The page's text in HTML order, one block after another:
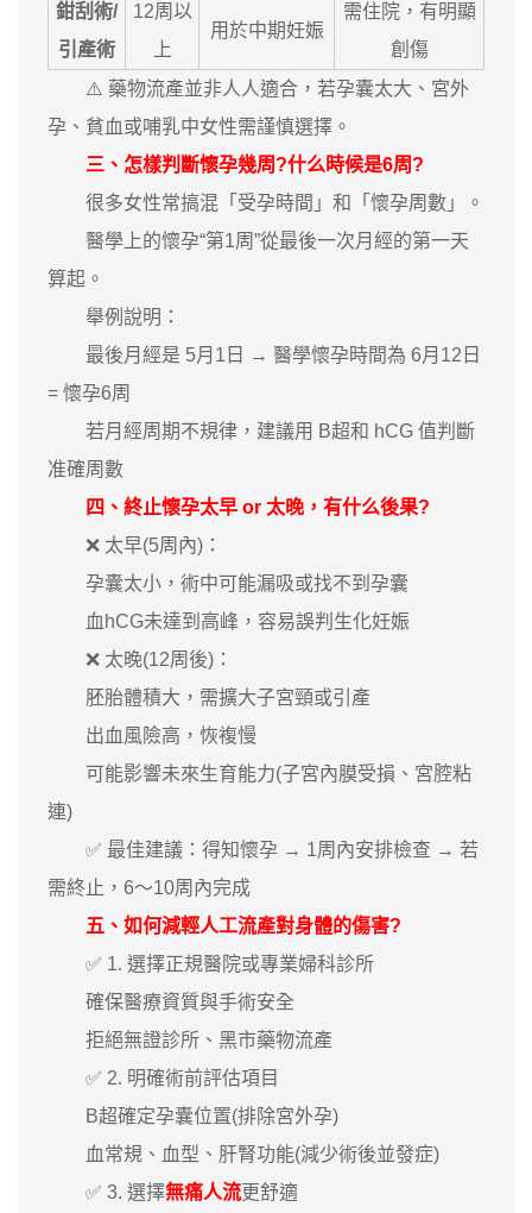
鉗刮術/
引產術
12周以
上
用於中期妊娠
需住院，有明顯
創傷
⚠️ 藥物流產並非人人適合，若孕囊太大、宮外
孕、貧血或哺乳中女性需謹慎選擇。
三、怎樣判斷懷孕幾周?什么時候是6周?
很多女性常搞混「受孕時間」和「懷孕周數」。
醫學上的懷孕“第1周”從最後一次月經的第一天
算起。
舉例說明：
最後月經是 5月1日 → 醫學懷孕時間為 6月12日
= 懷孕6周
若月經周期不規律，建議用 B超和 hCG 值判斷
准確周數
四、終止懷孕太早 or 太晚，有什么後果?
❌ 太早(5周內)：
孕囊太小，術中可能漏吸或找不到孕囊
血hCG未達到高峰，容易誤判生化妊娠
❌ 太晚(12周後)：
胚胎體積大，需擴大子宮頸或引產
出血風險高，恢複慢
可能影響未來生育能力(子宮內膜受損、宮腔粘
連)
✅ 最佳建議：得知懷孕 → 1周內安排檢查 → 若
需終止，6～10周內完成
五、如何減輕人工流產對身體的傷害?
✅ 1. 選擇正規醫院或專業婦科診所
確保醫療資質與手術安全
拒絕無證診所、黑市藥物流產
✅ 2. 明確術前評估項目
B超確定孕囊位置(排除宮外孕)
血常規、血型、肝腎功能(減少術後並發症)
✅ 3. 選擇無痛人流更舒適